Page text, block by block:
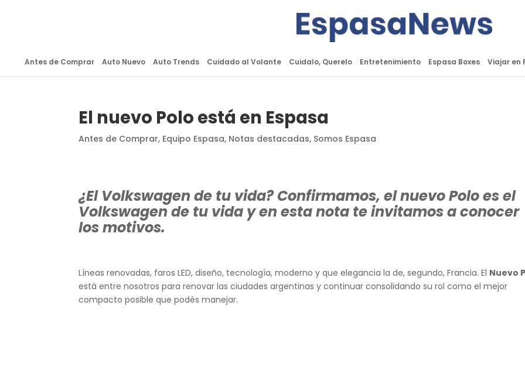
Antes de Comprar Auto Nuevo Auto Trends Cuidado al Volante Cuidalo, Querelo Entretenimiento Espasa Boxes Viajar en
El nuevo Polo está en Espasa
Antes de Comprar, Equipo Espasa, Notas destacadas, Somos Espasa
¿El Volkswagen de tu vida? Confirmamos, el nuevo Polo es el
Volkswagen de tu vida y en esta nota te invitamos a conocer
los motivos.
Líneas renovadas, faros LED, diseño, tecnología, moderno y que elegancia la de, segundo, Francia. El Nuevo
está entre nosotros para renovar las ciudades argentinas y continuar consolidando su rol como el mejor
compacto posible que podés manejar.